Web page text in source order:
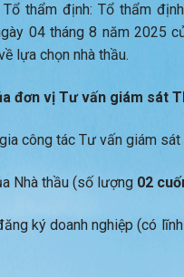
thẩm định: Tổ thẩm
04 tháng 8 năm 2025
lựa chọn nhà thầu.
đơn vị Tư vấn giám sát
công tác Tư vấn giám
Nhà thầu (số lượng 02
ký doanh nghiệp (có